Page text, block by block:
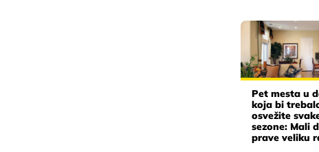
Pet mesta u
koja bi
osvežite
sezone: Mali
prave veliku